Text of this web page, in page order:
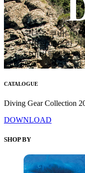
국내 스쿠버다이
장비의 과도한
다이버들에게 제
hana plaza
CATALOGUE
Diving Gear Collection
DOWNLOAD
SHOP BY